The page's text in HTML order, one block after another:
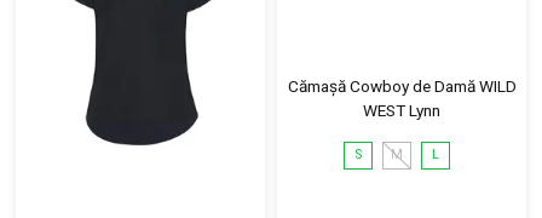
Cămașă Cowboy de Damă WILD
WEST Lynn
S M L